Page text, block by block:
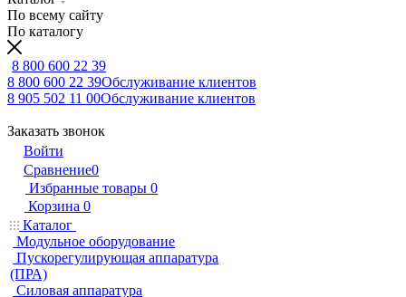
По всему сайту
По каталогу
8 800 600 22 39
8 800 600 22 39Обслуживание клиентов
8 905 502 11 00Обслуживание клиентов
Заказать звонок
Войти
Сравнение0
Избранные товары 0
Корзина 0
Каталог
Модульное оборудование
Пускорегулирующая аппаратура
(ПРА)
Силовая аппаратура